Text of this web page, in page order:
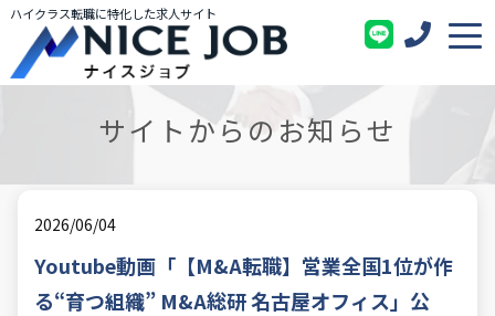
ハイクラス転職に特化した求人サイト
サイトからのお知らせ
2026/06/04
Youtube動画「【M&A転職】営業全国1位が作
る“育つ組織” M&A総研 名古屋オフィス」公